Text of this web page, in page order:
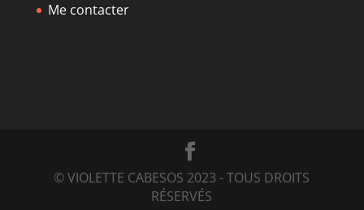
Me contacter
© VIOLETTE CABESOS 2023 - TOUS DROITS
RÉSERVÉS